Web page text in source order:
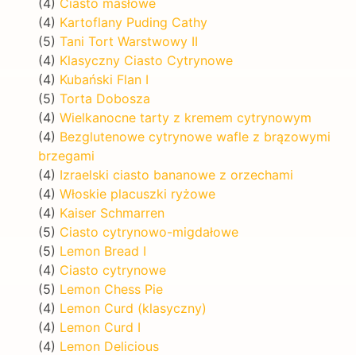
(4) Kartoflany Puding Cathy
(5) Tani Tort Warstwowy II
(4) Klasyczny Ciasto Cytrynowe
(4) Kubański Flan I
(5) Torta Dobosza
(4) Wielkanocne tarty z kremem cytrynowym
(4) Bezglutenowe cytrynowe wafle z brązowymi
brzegami
(4) Izraelski ciasto bananowe z orzechami
(4) Włoskie placuszki ryżowe
(4) Kaiser Schmarren
(5) Ciasto cytrynowo-migdałowe
(5) Lemon Bread I
(4) Ciasto cytrynowe
(5) Lemon Chess Pie
(4) Lemon Curd (klasyczny)
(4) Lemon Curd I
(4) Lemon Delicious